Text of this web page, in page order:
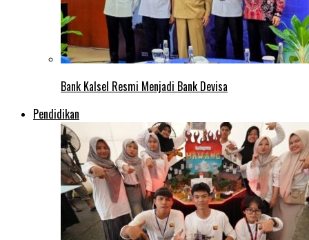
Bank Kalsel Resmi Menjadi Bank Devisa
Pendidikan